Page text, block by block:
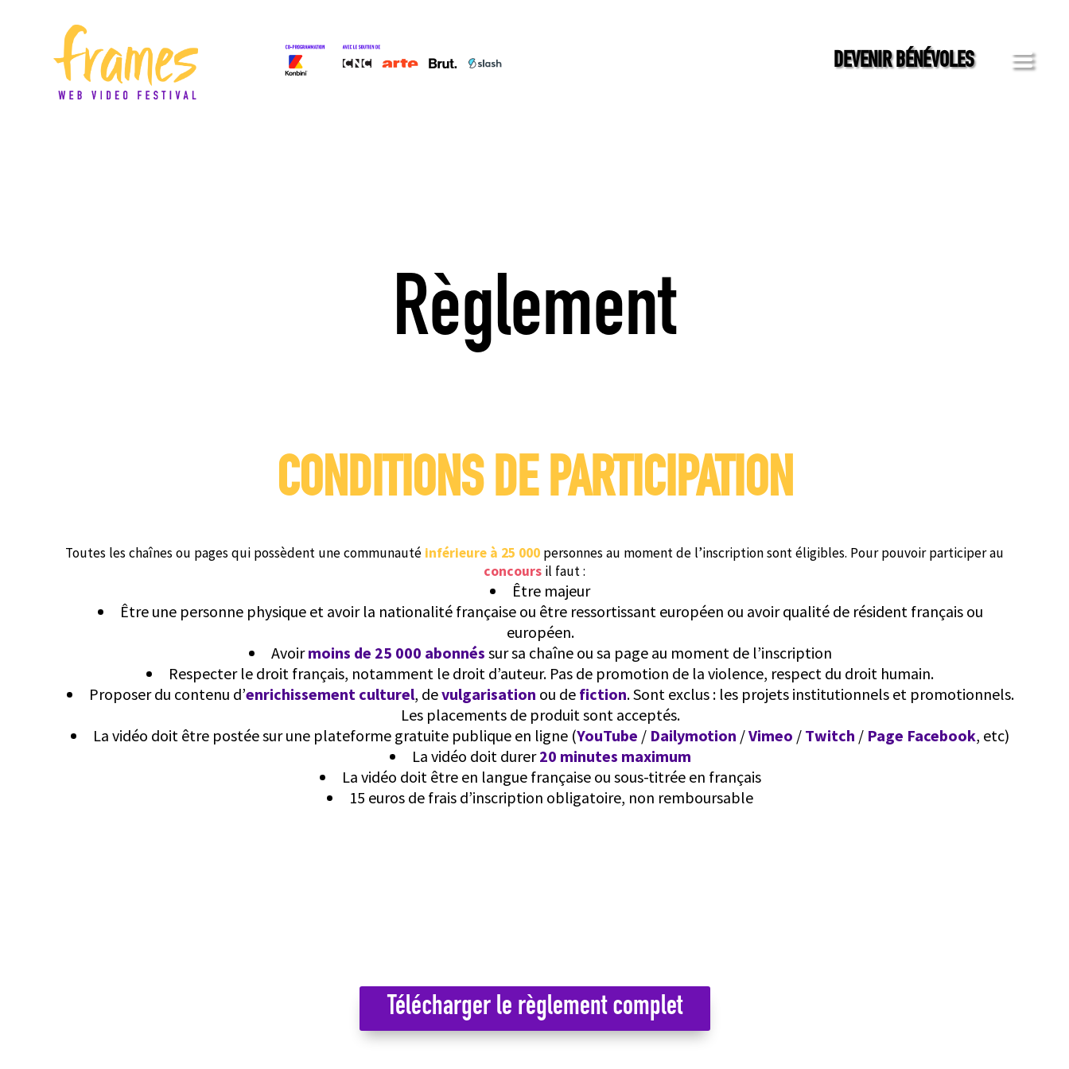
DEVENIR BÉNÉVOLES a
Règlement
CONDITIONS DE PARTICIPATION
Toutes les chaînes ou pages qui possèdent une communauté inférieure à 25 000 personnes au moment de l’inscription sont éligibles. Pour pouvoir participer au
concours il faut :
Être majeur
Être une personne physique et avoir la nationalité française ou être ressortissant européen ou avoir qualité de résident français ou
européen.
Avoirmoins de 25 000 abonnés sur sa chaîne ou sa page au moment de l’inscription
Respecter le droit français, notamment le droit d’auteur. Pas de promotion de la violence, respect du droit humain.
Proposer du contenu d’enrichissement culturel, devulgarisation ou de fiction. Sont exclus : les projets institutionnels et promotionnels.
Les placements de produit sont acceptés.
La vidéo doit être postée sur une plateforme gratuite publique en ligne (YouTube / Dailymotion /Vimeo / Twitch / Page Facebook, etc)
La vidéo doit durer20 minutes maximum
La vidéo doit être en langue française ou sous-titrée en français
15 euros de frais d’inscription obligatoire, non remboursable
Télécharger le règlement complet